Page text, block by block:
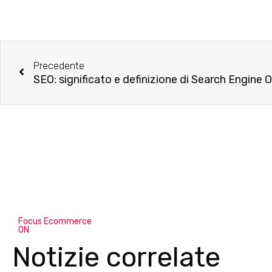
Precedente
SEO: significato e definizione di Search Engine
Focus Ecommerce
ON
Notizie correlate